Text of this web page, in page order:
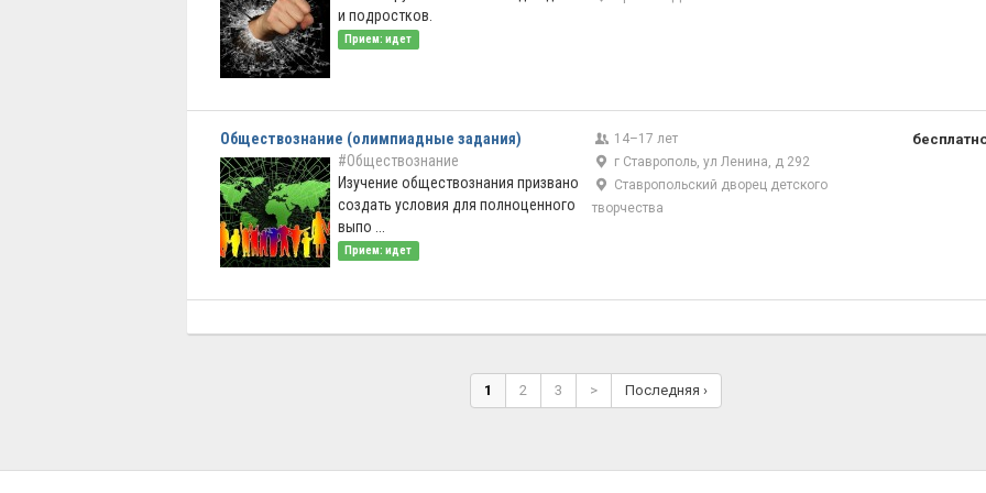
и подростков.
Прием: идет
Обществознание (олимпиадные задания)
#Обществознание
Изучение обществознания призвано
создать условия для полноценного
выпо ...
Прием: идет
14–17 лет
г Ставрополь, ул Ленина, д 292
Ставропольский дворец детского
творчества
1 2 3 > Последняя ›